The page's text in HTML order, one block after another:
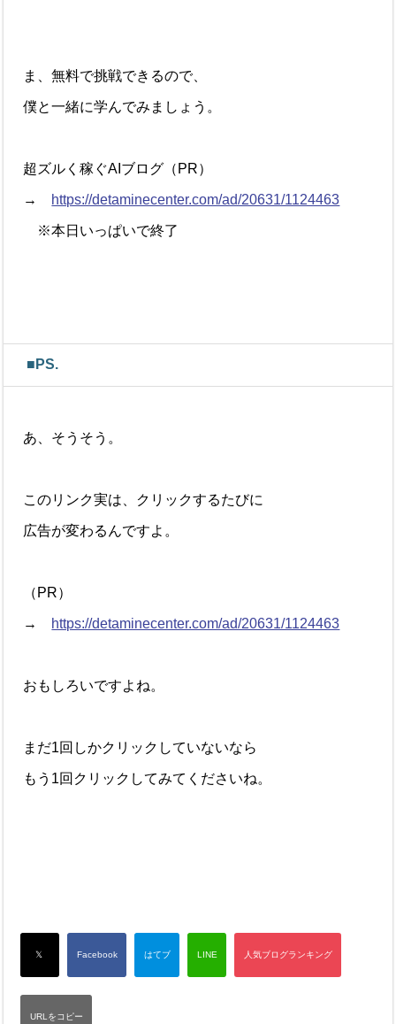
ま、無料で挑戦できるので、
僕と一緒に学んでみましょう。
超ズルく稼ぐAIブログ（PR）
→ https://detaminecenter.com/ad/20631/1124463
※本日いっぱいで終了
■PS.
あ、そうそう。
このリンク実は、クリックするたびに
広告が変わるんですよ。
（PR）
→ https://detaminecenter.com/ad/20631/1124463
おもしろいですよね。
まだ1回しかクリックしていないなら
もう1回クリックしてみてくださいね。